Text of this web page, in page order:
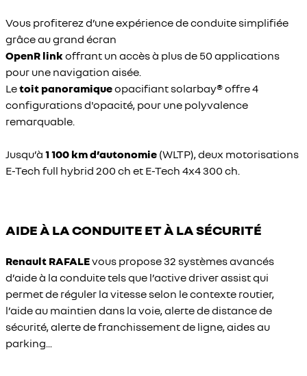
Vous profiterez d’une expérience de conduite simplifiée
grâce au grand écran
OpenR linkoffrant un accès à plus de 50 applications
pour une navigation aisée.
Letoit panoramiqueopacifiant solarbay® offre 4
configurations d'opacité, pour une polyvalence
remarquable.
Jusqu’à 1 100 km d’autonomie (WLTP), deux motorisations
E-Tech full hybrid 200 ch et E-Tech 4x4 300 ch.
AIDE À LA CONDUITE ET À LA SÉCURITÉ
Renault RAFALEvous propose 32 systèmes avancés
d’aide à la conduite tels que l’active driver assist qui
permet de réguler la vitesse selon le contexte routier,
l’aide au maintien dans la voie, alerte de distance de
sécurité, alerte de franchissement de ligne, aides au
parking...